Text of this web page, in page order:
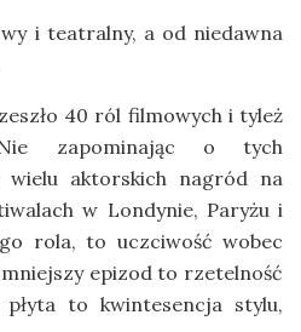
i teatralny, a od niedawna
40 ról filmowych i tyleż
zapominając o tych
wielu aktorskich nagród na
w Londynie, Paryżu i
rola, to uczciwość wobec
epizod to rzetelność
to kwintesencja stylu,